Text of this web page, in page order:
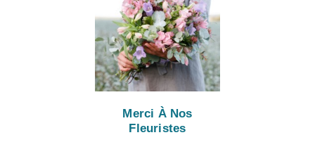
Merci À Nos
Fleuristes